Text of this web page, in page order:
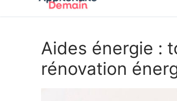
Aides énergie :
rénovation